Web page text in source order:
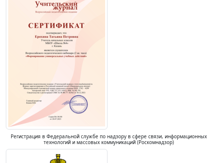
Регистрация в Федеральной службе по надзору в сфере связи, информационных
технологий и массовых коммуникаций (Роскомнадзор)